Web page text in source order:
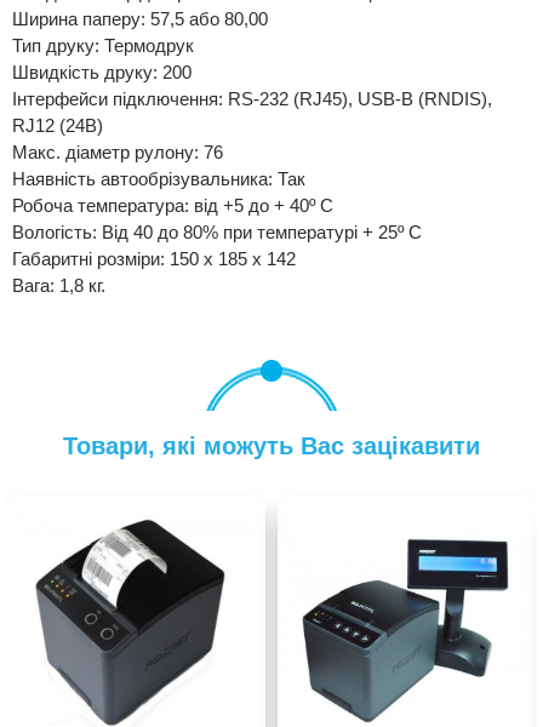
Ширина паперу: 57,5 ​​або 80,00
Тип друку: Термодрук
Швидкість друку: 200
Інтерфейси підключення: RS-232 (RJ45), USB-В (RNDIS),
RJ12 (24В)
Макс. діаметр рулону: 76
Наявність автообрізувальника: Так
Робоча температура: від +5 до + 40º С
Вологість: Від 40 до 80% при температурі + 25º С
Габаритні розміри: 150 х 185 х 142
Вага: 1,8 кг.
Товари, які можуть Вас зацікавити